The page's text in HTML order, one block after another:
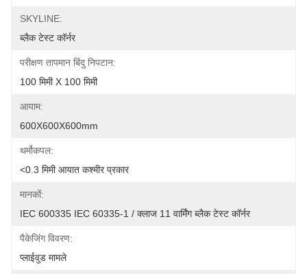
SKYLINE:
ब्लैक टेस्ट कॉर्नर
परीक्षण तापमान बिंदु निपटान:
100 मिमी X 100 मिमी
आयाम:
600X600X600mm
थर्मोकपल:
<0.3 मिमी आयात कश्मीर प्रकार
मानकों:
IEC 600335 IEC 60335-1 / क्लाज 11 वार्मिंग ब्लैक टेस्ट कॉर्नर
पैकेजिंग विवरण:
प्लाईवुड मामले